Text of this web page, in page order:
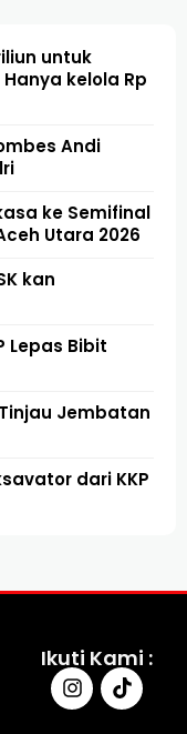
untuk
kelola Rp
Andi
ke Semifinal
Utara 2026
kan
Lepas Bibit
Jembatan
dari KKP
Ikuti Kami :